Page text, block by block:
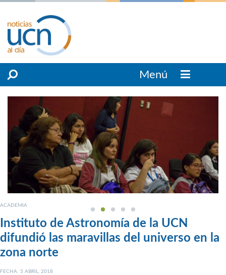
Menú
ACADEMIA
Instituto de Astronomía de la UCN
difundió las maravillas del universo en la
zona norte
FECHA: 5 ABRIL, 2018